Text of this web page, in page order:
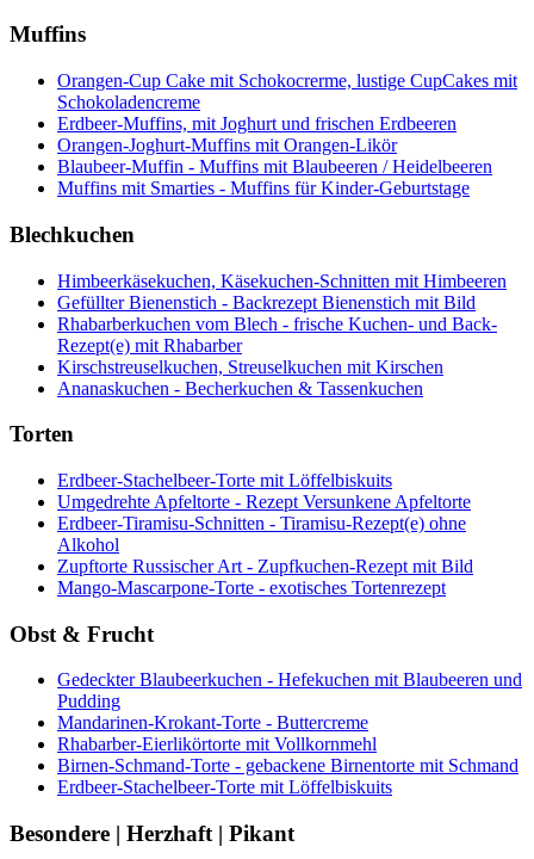
Muffins
Orangen-Cup Cake mit Schokocrerme, lustige CupCakes mit
Schokoladencreme
Erdbeer-Muffins, mit Joghurt und frischen Erdbeeren
Orangen-Joghurt-Muffins mit Orangen-Likör
Blaubeer-Muffin - Muffins mit Blaubeeren / Heidelbeeren
Muffins mit Smarties - Muffins für Kinder-Geburtstage
Blechkuchen
Himbeerkäsekuchen, Käsekuchen-Schnitten mit Himbeeren
Gefüllter Bienenstich - Backrezept Bienenstich mit Bild
Rhabarberkuchen vom Blech - frische Kuchen- und Back-
Rezept(e) mit Rhabarber
Kirschstreuselkuchen, Streuselkuchen mit Kirschen
Ananaskuchen - Becherkuchen & Tassenkuchen
Torten
Erdbeer-Stachelbeer-Torte mit Löffelbiskuits
Umgedrehte Apfeltorte - Rezept Versunkene Apfeltorte
Erdbeer-Tiramisu-Schnitten - Tiramisu-Rezept(e) ohne
Alkohol
Zupftorte Russischer Art - Zupfkuchen-Rezept mit Bild
Mango-Mascarpone-Torte - exotisches Tortenrezept
Obst & Frucht
Gedeckter Blaubeerkuchen - Hefekuchen mit Blaubeeren und
Pudding
Mandarinen-Krokant-Torte - Buttercreme
Rhabarber-Eierlikörtorte mit Vollkornmehl
Birnen-Schmand-Torte - gebackene Birnentorte mit Schmand
Erdbeer-Stachelbeer-Torte mit Löffelbiskuits
Besondere | Herzhaft | Pikant